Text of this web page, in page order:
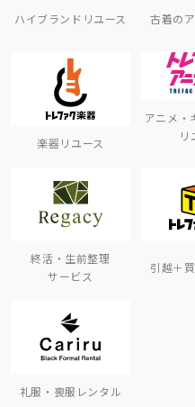
ハイブランドリユース 古着の
楽器リユース
アニメ・
リ
終活・生前整理
サービス
引越＋
礼服・喪服レンタル